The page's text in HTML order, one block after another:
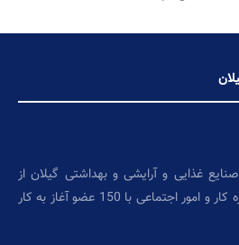
غذایی و آرایشی و بهداشتی گیلان از
سال 1380 با مجوز رسمی اداره کار و امور اجتماعی با 150 عضو آغاز به کار